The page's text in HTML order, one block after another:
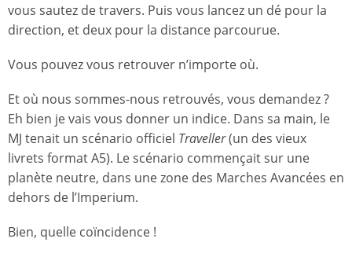
vous sautez de travers. Puis vous lancez un dé pour la
direction, et deux pour la distance parcourue.
Vous pouvez vous retrouver n’importe où.
Et où nous sommes-nous retrouvés, vous demandez ?
Eh bien je vais vous donner un indice. Dans sa main, le
MJ tenait un scénario officiel Traveller(un des vieux
livrets format A5). Le scénario commençait sur une
planète neutre, dans une zone des Marches Avancées en
dehors de l’Imperium.
Bien, quelle coïncidence !